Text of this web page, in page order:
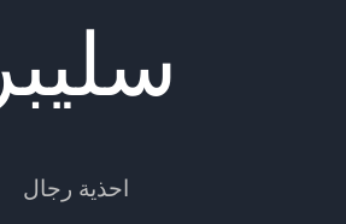
سليبر
احذية رجال